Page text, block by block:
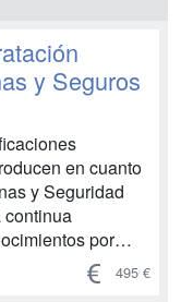
y Seguros
en cuanto
y Seguridad
por
que se
Por ello,
495 €